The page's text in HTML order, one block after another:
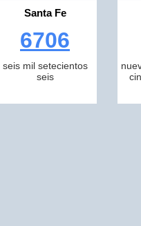
Santa Fe
6706
seis mil setecientos
seis